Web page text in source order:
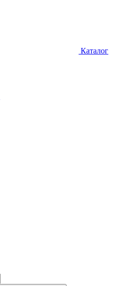
Каталог